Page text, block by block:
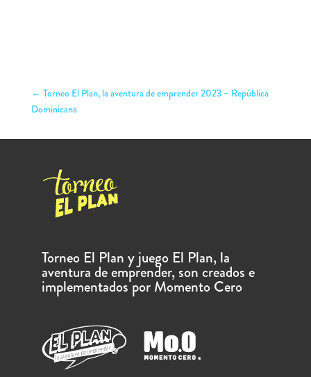
← Torneo El Plan, la aventura de emprender 2023 – República
Dominicana
Torneo El Plan y juego El Plan, la
aventura de emprender, son creados e
implementados por Momento Cero